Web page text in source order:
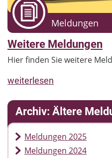
Meldungen
Weitere Meldungen
Hier finden Sie weitere
weiterlesen
Archiv: Ältere
Meldungen 2025
Meldungen 2024